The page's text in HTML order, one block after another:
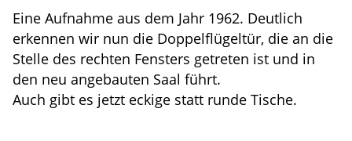
Eine Aufnahme aus dem Jahr 1962. Deutlich
erkennen wir nun die Doppelflügeltür, die an die
Stelle des rechten Fensters getreten ist und in
den neu angebauten Saal führt.
Auch gibt es jetzt eckige statt runde Tische.